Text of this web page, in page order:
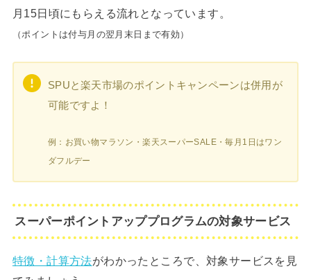
月15日頃にもらえる流れとなっています。
（ポイントは付与月の翌月末日まで有効）
SPUと楽天市場のポイントキャンペーンは併用が
可能ですよ！
例：お買い物マラソン・楽天スーパーSALE・毎月1日はワン
ダフルデー
スーパーポイントアッププログラムの対象サービス
特徴・計算方法がわかったところで、対象サービスを見